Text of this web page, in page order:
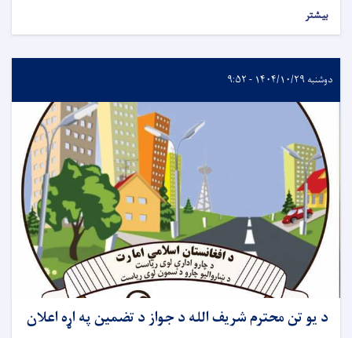
بیشتر
دوشنبه ۱۴۰۴/۱۰/۲۹ - ۹:۵۲
د يو تن محترم شريف الله د جواز د تضمين په اړه اعلان